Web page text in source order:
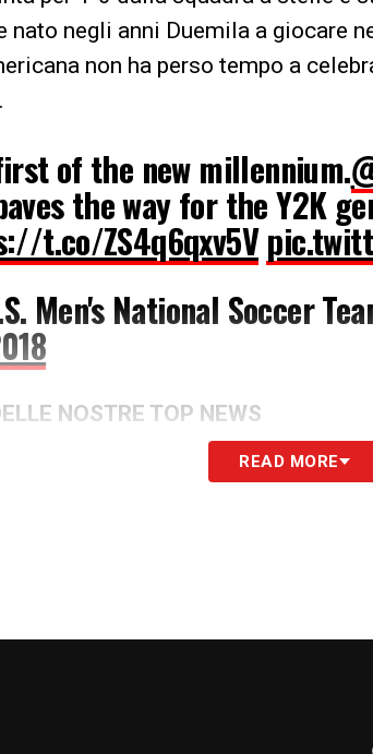
nato negli anni Duemila a giocare
non ha perso tempo a
of the new millennium.
the way for the Y2K
t.co/ZS4q6qxv5V
Men's National Soccer
NOSTRE TOP NEWS
READ MORE